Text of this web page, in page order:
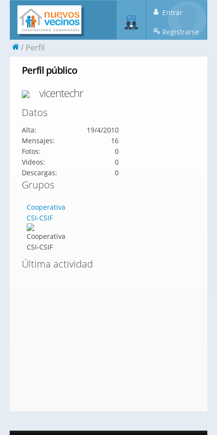
Entrar
Registrarse
Perfil
Perfil público
vicentechr
Datos
Alta:
19/4/2010
Mensajes:
16
Fotos:
0
Videos:
0
Descargas:
0
Grupos
Cooperativa
CSI-CSIF
Última actividad